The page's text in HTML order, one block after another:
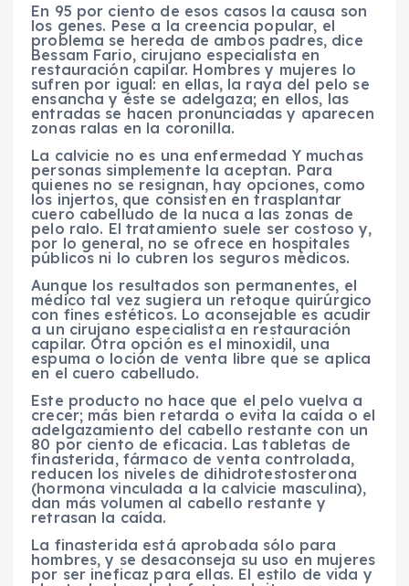
En 95 por ciento de esos casos la causa son
los genes. Pese a la creencia popular, el
problema se hereda de ambos padres, dice
Bessam Fario, cirujano especialista en
restauración capilar. Hombres y mujeres lo
sufren por igual: en ellas, la raya del pelo se
ensancha y éste se adelgaza; en ellos, las
entradas se hacen pronunciadas y aparecen
zonas ralas en la coronilla.
La calvicie no es una enfermedad Y muchas
personas simplemente la aceptan. Para
quienes no se resignan, hay opciones, como
los injertos, que consisten en trasplantar
cuero cabelludo de la nuca a las zonas de
pelo ralo. El tratamiento suele ser costoso y,
por lo general, no se ofrece en hospitales
públicos ni lo cubren los seguros médicos.
Aunque los resultados son permanentes, el
médico tal vez sugiera un retoque quirúrgico
con fines estéticos. Lo aconsejable es acudir
a un cirujano especialista en restauración
capilar. Otra opción es el minoxidil, una
espuma o loción de venta libre que se aplica
en el cuero cabelludo.
Este producto no hace que el pelo vuelva a
crecer; más bien retarda o evita la caída o el
adelgazamiento del cabello restante con un
80 por ciento de eficacia. Las tabletas de
finasterida, fármaco de venta controlada,
reducen los niveles de dihidrotestosterona
(hormona vinculada a la calvicie masculina),
dan más volumen al cabello restante y
retrasan la caída.
La finasterida está aprobada sólo para
hombres, y se desaconseja su uso en mujeres
por ser ineficaz para ellas. El estilo de vida y